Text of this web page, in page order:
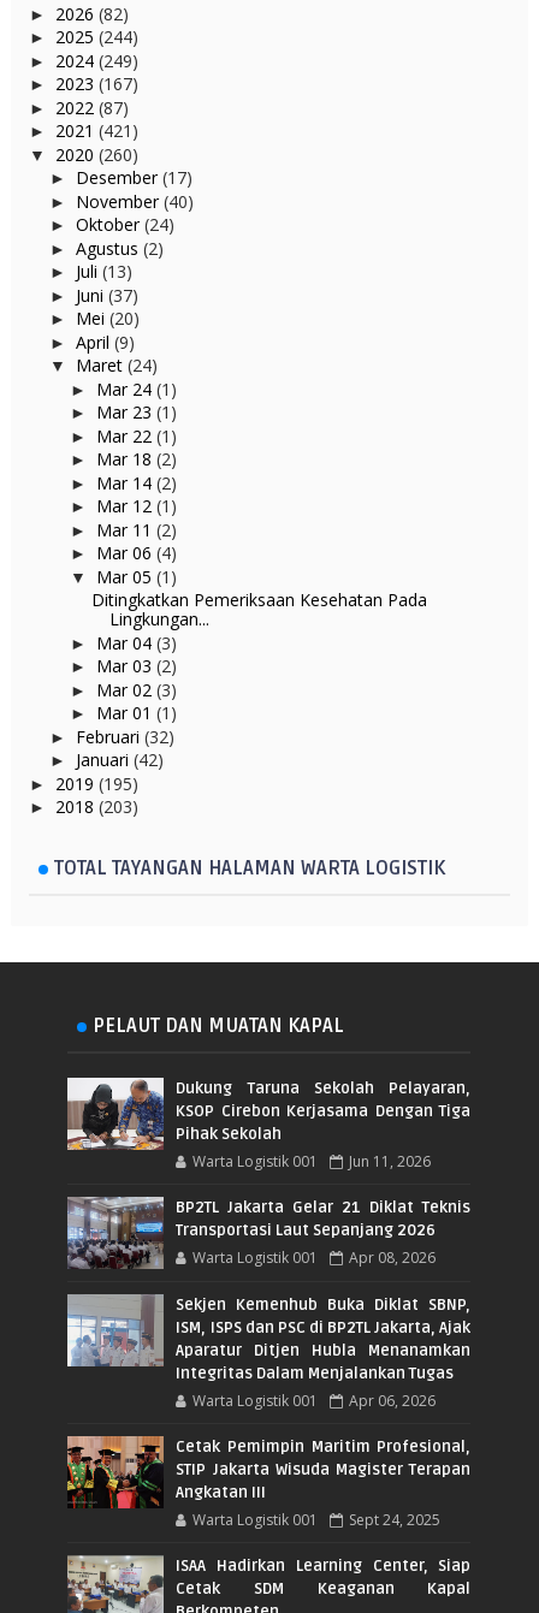
► 2026 (82)
► 2025 (244)
► 2024 (249)
► 2023 (167)
► 2022 (87)
► 2021 (421)
▼ 2020 (260)
► Desember(17)
► November(40)
► Oktober(24)
► Agustus (2)
► Juli (13)
► Juni (37)
► Mei (20)
► April (9)
▼ Maret (24)
► Mar 24 (1)
► Mar 23 (1)
► Mar 22 (1)
► Mar 18 (2)
► Mar 14 (2)
► Mar 12 (1)
► Mar 11 (2)
► Mar 06 (4)
▼ Mar 05 (1)
Ditingkatkan Pemeriksaan Kesehatan Pada
Lingkungan...
► Mar 04 (3)
► Mar 03 (2)
► Mar 02 (3)
► Mar 01 (1)
► Februari (32)
► Januari (42)
► 2019 (195)
► 2018 (203)
TOTAL TAYANGAN HALAMAN WARTA LOGISTIK
PELAUT DAN MUATAN KAPAL
Dukung Taruna Sekolah Pelayaran,
KSOP Cirebon Kerjasama Dengan Tiga
Pihak Sekolah
Warta Logistik 001 Jun 11, 2026
BP2TL Jakarta Gelar 21 Diklat Teknis
Transportasi Laut Sepanjang 2026
Warta Logistik 001 Apr 08, 2026
Sekjen Kemenhub Buka Diklat SBNP,
ISM, ISPS dan PSC di BP2TL Jakarta, Ajak
Aparatur Ditjen Hubla Menanamkan
Integritas Dalam Menjalankan Tugas
Warta Logistik 001 Apr 06, 2026
Cetak Pemimpin Maritim Profesional,
STIP Jakarta Wisuda Magister Terapan
Angkatan III
Warta Logistik 001 Sept 24, 2025
ISAA Hadirkan Learning Center, Siap
Cetak SDM Keaganan Kapal